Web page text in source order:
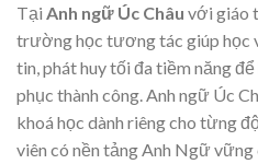
Tại Anh ngữ Úc Châu với giáo
trường học tương tác giúp học
tin, phát huy tối đa tiềm năng
phục thành công. Anh ngữ Úc
khoá học dành riêng cho từng
viên có nền tảng Anh Ngữ